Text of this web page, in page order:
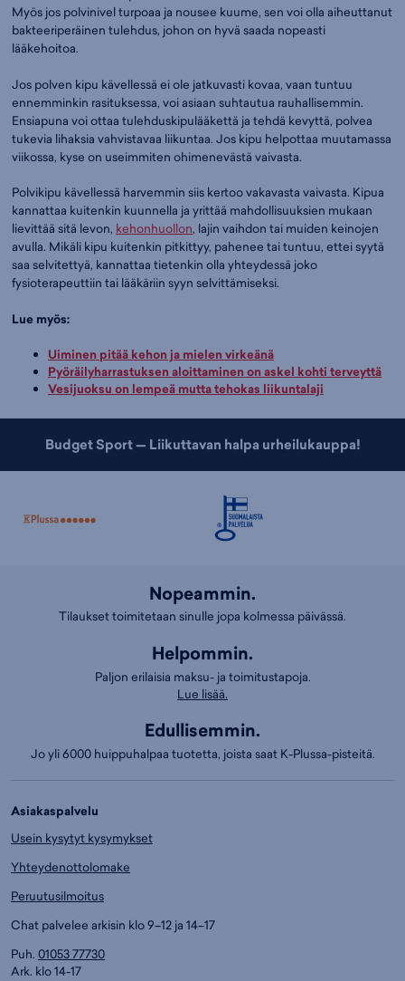
Myös jos polvinivel turpoaa ja nousee kuume, sen voi olla aiheuttanut
bakteeriperäinen tulehdus, johon on hyvä saada nopeasti
lääkehoitoa.
Jos polven kipu kävellessä ei ole jatkuvasti kovaa, vaan tuntuu
ennemminkin rasituksessa, voi asiaan suhtautua rauhallisemmin.
Ensiapuna voi ottaa tulehduskipulääkettä ja tehdä kevyttä, polvea
tukevia lihaksia vahvistavaa liikuntaa. Jos kipu helpottaa muutamassa
viikossa, kyse on useimmiten ohimenevästä vaivasta.
Polvikipu kävellessä harvemmin siis kertoo vakavasta vaivasta. Kipua
kannattaa kuitenkin kuunnella ja yrittää mahdollisuuksien mukaan
lievittää sitä levon, kehonhuollon, lajin vaihdon tai muiden keinojen
avulla. Mikäli kipu kuitenkin pitkittyy, pahenee tai tuntuu, ettei syytä
saa selvitettyä, kannattaa tietenkin olla yhteydessä joko
fysioterapeuttiin tai lääkäriin syyn selvittämiseksi.
Lue myös:
Uiminen pitää kehon ja mielen virkeänä
Pyöräilyharrastuksen aloittaminen on askel kohti terveyttä
Vesijuoksu on lempeä mutta tehokas liikuntalaji
Budget Sport — Liikuttavan halpa urheilukauppa!
Nopeammin.
Tilaukset toimitetaan sinulle jopa kolmessa päivässä.
Helpommin.
Paljon erilaisia maksu- ja toimitustapoja.
Lue lisää.
Edullisemmin.
Jo yli 6000 huippuhalpaa tuotetta, joista saat K-Plussa-pisteitä.
Asiakaspalvelu
Usein kysytyt kysymykset
Yhteydenottolomake
Peruutusilmoitus
Chat palvelee arkisin klo 9–12 ja 14–17
Puh. 01053 77730
Ark. klo 14-17